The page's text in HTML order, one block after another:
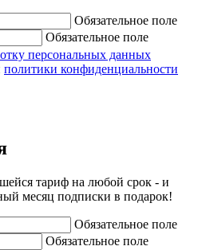
Обязательное поле
Обязательное поле
персональных данных
политики конфиденциальности
тариф на любой срок - и
месяц подписки в подарок!
Обязательное поле
Обязательное поле